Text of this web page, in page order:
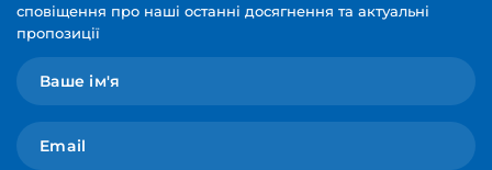
сповіщення про наші останні досягнення та актуальні
пропозиції